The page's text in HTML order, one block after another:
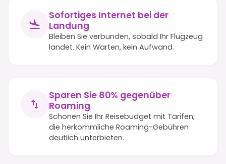
Sofortiges Internet bei der
Landung
Bleiben Sie verbunden, sobald Ihr Flugzeug
landet. Kein Warten, kein Aufwand.
Sparen Sie 80% gegenüber
Roaming
Schonen Sie Ihr Reisebudget mit Tarifen,
die herkömmliche Roaming-Gebühren
deutlich unterbieten.